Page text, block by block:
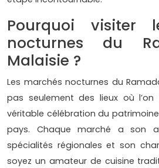
Pourquoi visiter
nocturnes du
Malaisie ?
Les marchés nocturnes du
pas seulement des lieux où
véritable célébration du
pays. Chaque marché a son
spécialités régionales et son
soyez un amateur de cuisine